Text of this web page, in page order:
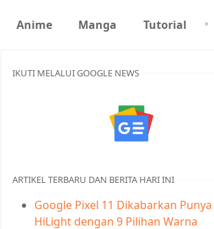
Anime Manga Tutorial
IKUTI MELALUI GOOGLE NEWS
ARTIKEL TERBARU DAN BERITA HARI INI
Google Pixel 11 Dikabarkan
HiLight dengan 9 Pilihan Warna